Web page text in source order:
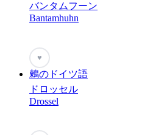
バンタムフーン
Bantamhuhn
♥
鶫のドイツ語
ドロッセル
Drossel